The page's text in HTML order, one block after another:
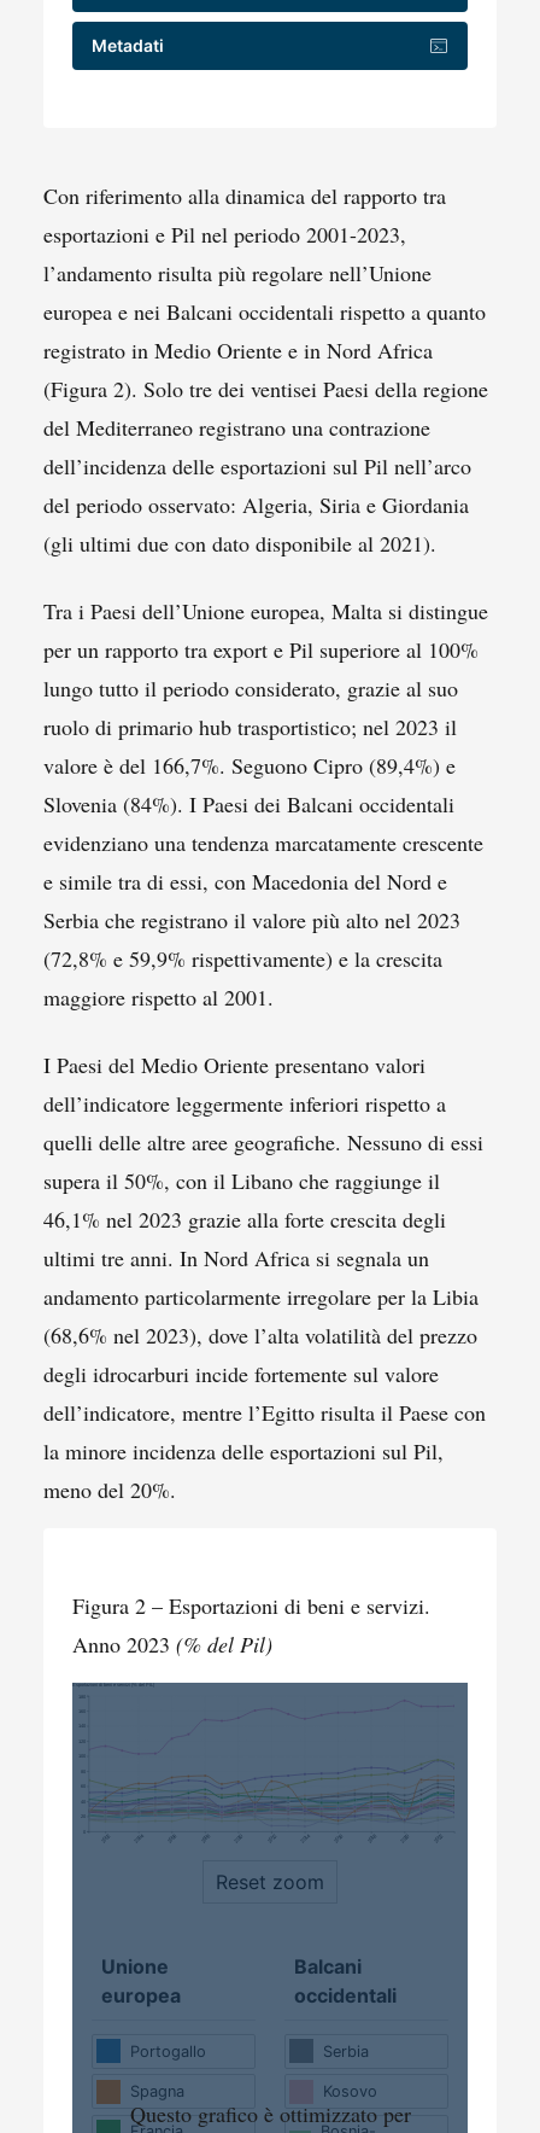
Metadati
Con riferimento alla dinamica del rapporto tra
esportazioni e Pil nel periodo 2001-2023,
l’andamento risulta più regolare nell’Unione
europea e nei Balcani occidentali rispetto a quanto
registrato in Medio Oriente e in Nord Africa
(Figura 2). Solo tre dei ventisei Paesi della regione
del Mediterraneo registrano una contrazione
dell’incidenza delle esportazioni sul Pil nell’arco
del periodo osservato: Algeria, Siria e Giordania
(gli ultimi due con dato disponibile al 2021).
Tra i Paesi dell’Unione europea, Malta si distingue
per un rapporto tra export e Pil superiore al 100%
lungo tutto il periodo considerato, grazie al suo
ruolo di primario hub trasportistico; nel 2023 il
valore è del 166,7%. Seguono Cipro (89,4%) e
Slovenia (84%). I Paesi dei Balcani occidentali
evidenziano una tendenza marcatamente crescente
e simile tra di essi, con Macedonia del Nord e
Serbia che registrano il valore più alto nel 2023
(72,8% e 59,9% rispettivamente) e la crescita
maggiore rispetto al 2001.
I Paesi del Medio Oriente presentano valori
dell’indicatore leggermente inferiori rispetto a
quelli delle altre aree geografiche. Nessuno di essi
supera il 50%, con il Libano che raggiunge il
46,1% nel 2023 grazie alla forte crescita degli
ultimi tre anni. In Nord Africa si segnala un
andamento particolarmente irregolare per la Libia
(68,6% nel 2023), dove l’alta volatilità del prezzo
degli idrocarburi incide fortemente sul valore
dell’indicatore, mentre l’Egitto risulta il Paese con
la minore incidenza delle esportazioni sul Pil,
meno del 20%.
Figura 2 – Esportazioni di beni e servizi.
Anno 2023 (% del Pil)
Questo grafico è ottimizzato per
2002 2004 2006 2008 2010 2012 2014 2016 2018 2020 2022
Esportazioni di beni e servizi (% del PIL)
0
20
40
80
120
180
Reset zoom
Unione
europea
Portogallo
Spagna
Balcani
occidentali
Serbia
Kosovo